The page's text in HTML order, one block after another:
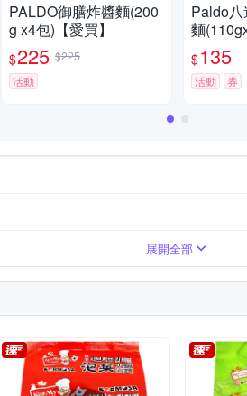
PALDO御膳炸醬麵(200
g x4包)【愛買】
$225 $225
活動
Paldo
麵
$135
活動 券
展開全部